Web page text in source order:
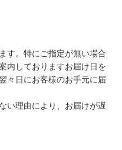
す。特にご指定が無い場合
内しておりますお届け日を
々日にお客様のお手元に届
い理由により、お届けが遅